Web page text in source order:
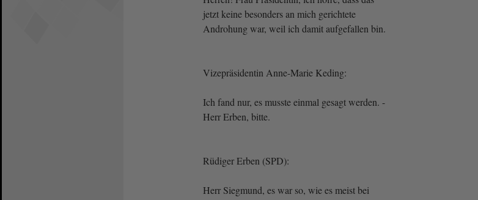
jetzt keine besonders an mich gerichtete
Androhung war, weil ich damit aufgefallen bin.
Vizepräsidentin Anne-Marie Keding:
Ich fand nur, es musste einmal gesagt werden. -
Herr Erben, bitte.
Rüdiger Erben (SPD):
Herr Siegmund, es war so, wie es meist bei